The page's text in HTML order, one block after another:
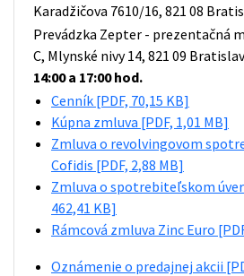
Karadžičova 7610/16, 821 08
Prevádzka Zepter - prezentačná
C, Mlynské nivy 14, 821 09
14:00 a 17:00 hod.
Cenník [PDF, 70,15 KB]
Kúpna zmluva [PDF, 1,01 MB]
Zmluva o revolvingovom
Cofidis [PDF, 2,88 MB]
Zmluva o spotrebiteľskom
462,41 KB]
Rámcová zmluva Zinc Euro
Oznámenie o predajnej akcii